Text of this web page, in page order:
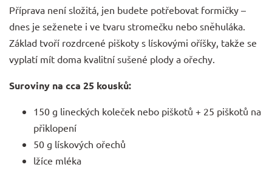
Příprava není složitá, jen budete potřebovat formičky –
dnes je seženete i ve tvaru stromečku nebo sněhuláka.
Základ tvoří rozdrcené piškoty s lískovými oříšky, takže se
vyplatí mít doma kvalitní sušené plody a ořechy.
Suroviny na cca 25 kousků:
150 g lineckých koleček nebo piškotů + 25 piškotů na
přiklopení
50 g lískových ořechů
lžíce mléka